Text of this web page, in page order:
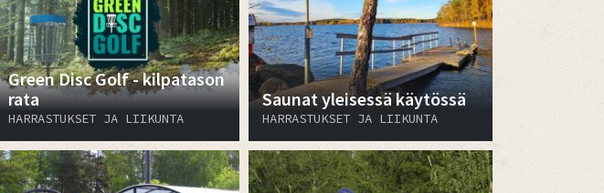
Green Disc Golf - kilpatason
rata
HARRASTUKSET JA LIIKUNTA
Saunat yleisessä käytössä
HARRASTUKSET JA LIIKUNTA